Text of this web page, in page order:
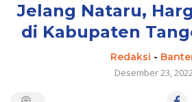
Jelang Nataru,
di Kabupaten
Redaksi -
Desember 23,